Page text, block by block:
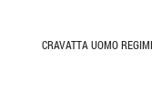
CRAVATTA UOMO